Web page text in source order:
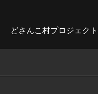
どさんこ村プロジェクト